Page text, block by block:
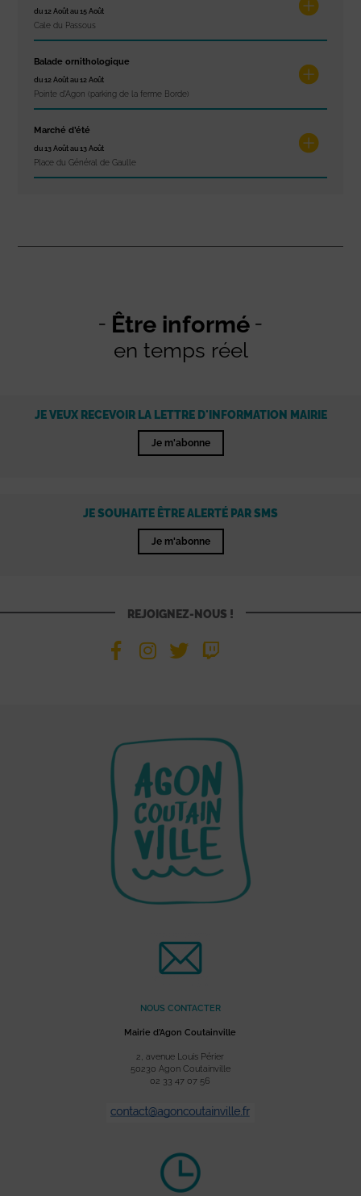
du 12 Août au 15 Août
Cale du Passous
Balade ornithologique
du 12 Août au 12 Août
Pointe d'Agon (parking de la ferme Borde)
Marché d’été
du 13 Août au 13 Août
Place du Général de Gaulle
Être informé
en temps réel
JE VEUX RECEVOIR LA LETTRE D'INFORMATION MAIRIE
Je m'abonne
JE SOUHAITE ÊTRE ALERTÉ PAR SMS
Je m'abonne
REJOIGNEZ-NOUS !
NOUS CONTACTER
Mairie d’Agon Coutainville
2, avenue Louis Périer
50230 Agon Coutainville
02 33 47 07 56